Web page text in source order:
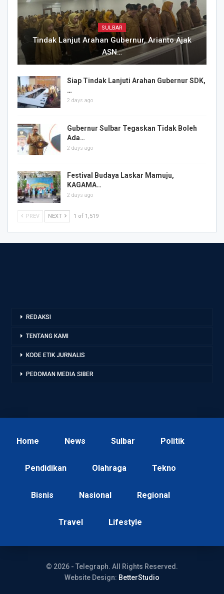
SULBAR
Tindak Lanjut Arahan Gubernur, Arianto Ajak
ASN…
Siap Tindak Lanjuti Arahan Gubernur SDK,
…
2 days ago
Gubernur Sulbar Tegaskan Tidak Boleh
Ada…
2 days ago
Festival Budaya Laskar Mamuju,
KAGAMA…
2 days ago
PREV NEXT 1 of 1,519
REDAKSI
TENTANG KAMI
KODE ETIK JURNALIS
PEDOMAN MEDIA SIBER
Home News Sulbar Politik
Pendidikan Olahraga Tekno
Bisnis Nasional Regional
Travel Lifestyle
© 2026 - Telegraph. All Rights Reserved.
Website Design: BetterStudio